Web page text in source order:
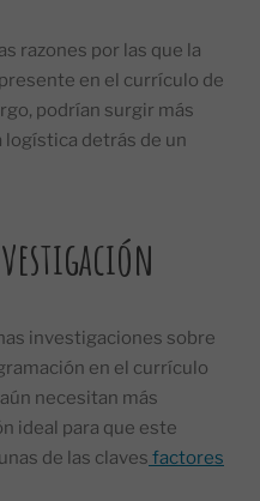
razones por las que la
en el currículo de
podrían surgir más
logística detrás de un
investigaciones sobre
en el currículo
necesitan más
ideal para que este
de las claves factores